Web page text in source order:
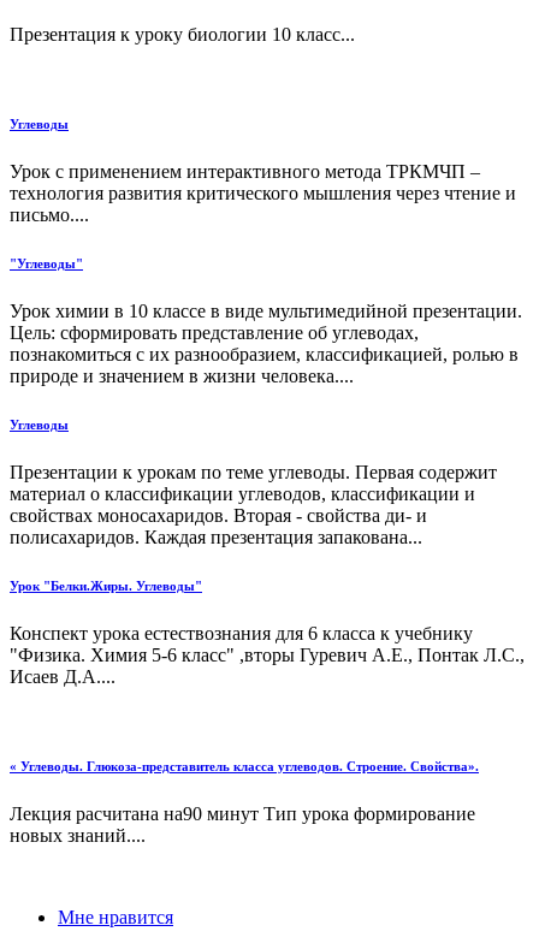
Презентация к уроку биологии 10 класс...
Углеводы
Урок с применением интерактивного метода ТРКМЧП –
технология развития критического мышления через чтение и
письмо....
"Углеводы"
Урок химии в 10 классе в виде мультимедийной презентации.
Цель: сформировать представление об углеводах,
познакомиться с их разнообразием, классификацией, ролью в
природе и значением в жизни человека....
Углеводы
Презентации к урокам по теме углеводы. Первая содержит
материал о классификации углеводов, классификации и
свойствах моносахаридов. Вторая - свойства ди- и
полисахаридов. Каждая презентация запакована...
Урок "Белки.Жиры. Углеводы"
Конспект урока естествознания для 6 класса к учебнику
"Физика. Химия 5-6 класс" ,вторы Гуревич А.Е., Понтак Л.С.,
Исаев Д.А....
« Углеводы. Глюкоза-представитель класса углеводов. Строение. Свойства».
Лекция расчитана на90 минут Тип урока формирование
новых знаний....
Мне нравится